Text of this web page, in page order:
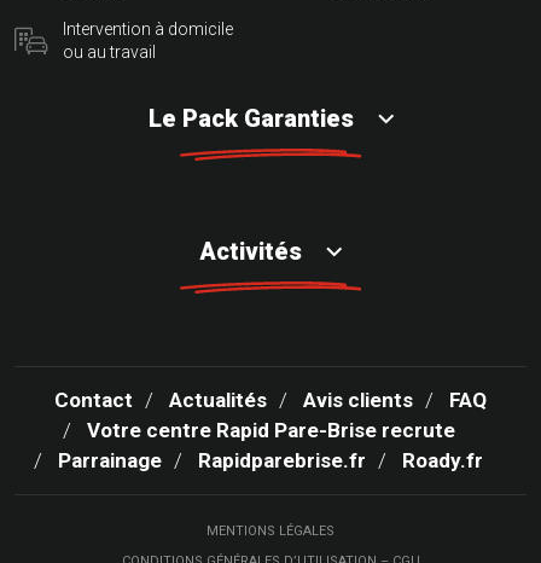
Intervention à domicile
ou au travail
Le Pack Garanties
Activités
Contact Actualités Avis clients
FAQ
Votre centre Rapid Pare-Brise recrute
Parrainage
Rapidparebrise.fr Roady.fr
MENTIONS LÉGALES